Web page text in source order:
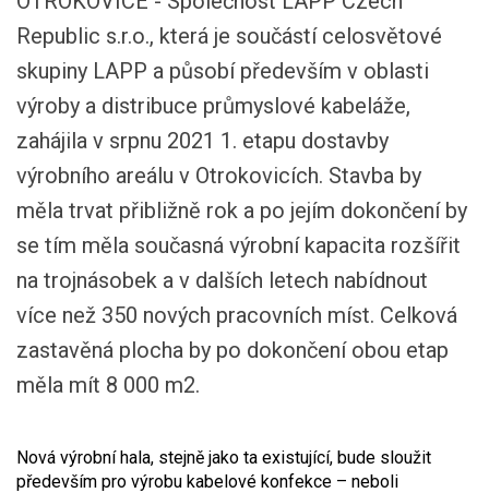
Republic s.r.o., která je součástí celosvětové
skupiny LAPP a působí především v oblasti
výroby a distribuce průmyslové kabeláže,
zahájila v srpnu 2021 1. etapu dostavby
výrobního areálu v Otrokovicích. Stavba by
měla trvat přibližně rok a po jejím dokončení by
se tím měla současná výrobní kapacita rozšířit
na trojnásobek a v dalších letech nabídnout
více než 350 nových pracovních míst. Celková
zastavěná plocha by po dokončení obou etap
měla mít 8 000 m2.
Nová výrobní hala, stejně jako ta existující, bude sloužit
především pro výrobu kabelové konfekce – neboli